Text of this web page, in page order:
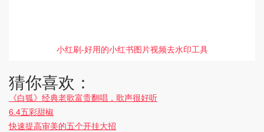
小红刷-好用的小红书图片视频去水印工具
猜你喜欢：
《白狐》经典老歌富贵翻唱，歌声很好听
6.4五彩甜椒
快速提高审美的五个开挂大招